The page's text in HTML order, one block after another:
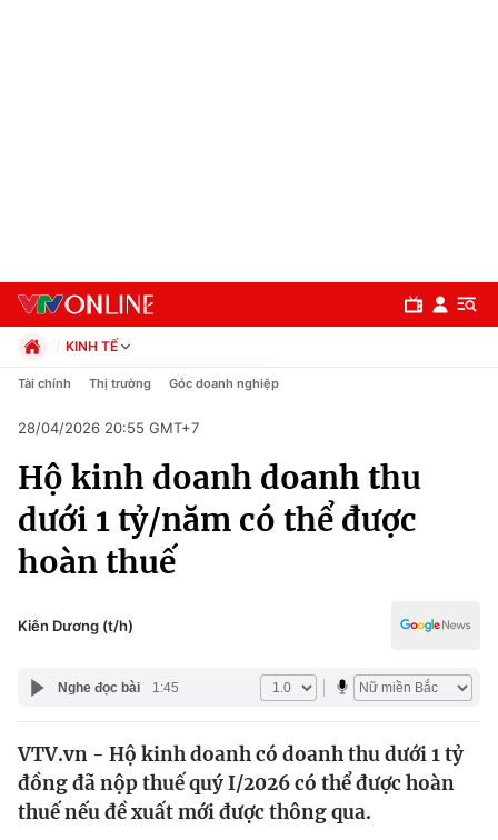
Chuyên mục
Chính trị
Xã hội
Pháp luật
Y tế
Thế giới
Tin tức
Kinh tế
KINH TẾ
Chính trị
Pháp luật
Kinh tế
Thể thao
Truyền hình
Văn hóa - Giải trí
Công nghệ
Tài chính Thị trường Góc doanh nghiệp
28/04/2026 20:55 GMT+7
Hộ kinh doanh doanh thu
dưới 1 tỷ/năm có thể được
hoàn thuế
Kiên Dương (t/h)
Nghe đọc bài 1:45
VTV.vn - Hộ kinh doanh có doanh thu dưới 1 tỷ
đồng đã nộp thuế quý I/2026 có thể được hoàn
thuế nếu đề xuất mới được thông qua.